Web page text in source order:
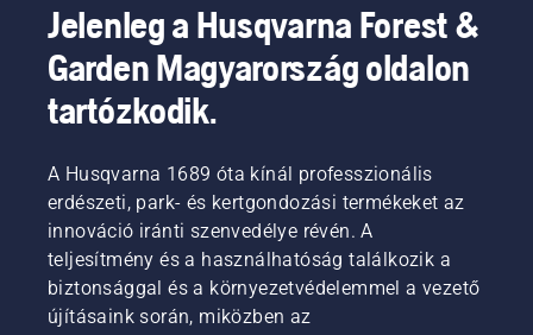
Jelenleg a Husqvarna Forest &
Garden Magyarország oldalon
tartózkodik.
A Husqvarna 1689 óta kínál professzionális
erdészeti, park- és kertgondozási termékeket az
innováció iránti szenvedélye révén. A
teljesítmény és a használhatóság találkozik a
biztonsággal és a környezetvédelemmel a vezető
újításaink során, miközben az